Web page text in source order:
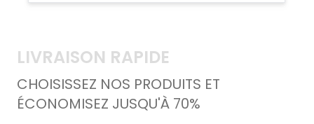
LIVRAISON RAPIDE
CHOISISSEZ NOS PRODUITS ET
ÉCONOMISEZ JUSQU'À 70%